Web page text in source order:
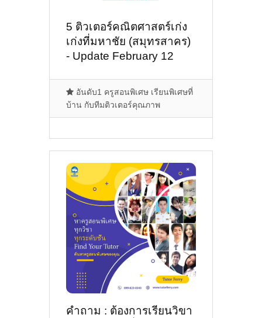
5 ติวเตอร์คณิตศาสตร์เก่ง
เก่งที่มหาชัย (สมุทรสาคร)
- Update February 12
อันดับ1 ครูสอนพิเศษ เรียนพิเศษที่
บ้าน กับทีมติวเตอร์คุณภาพ
คำถาม : ต้องการเรียนวิขา